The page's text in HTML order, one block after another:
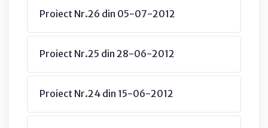
Proiect Nr.26 din 05-07-2012
Proiect Nr.25 din 28-06-2012
Proiect Nr.24 din 15-06-2012